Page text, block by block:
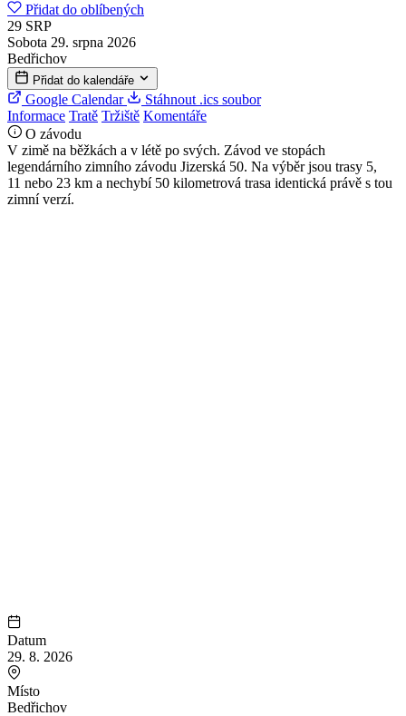
Přidat do oblíbených
29 SRP
Sobota 29. srpna 2026
Bedřichov
Přidat do kalendáře
Google Calendar
Stáhnout .ics soubor
Informace Tratě Tržiště Komentáře
O závodu
V zimě na běžkách a v létě po svých. Závod ve stopách
legendárního zimního závodu Jizerská 50. Na výběr jsou trasy 5,
11 nebo 23 km a nechybí 50 kilometrová trasa identická právě s tou
zimní verzí.
Datum
29. 8. 2026
Místo
Bedřichov